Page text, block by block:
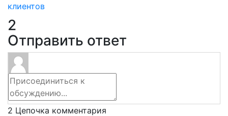
клиентов
2
Отправить ответ
2 Цепочка комментария